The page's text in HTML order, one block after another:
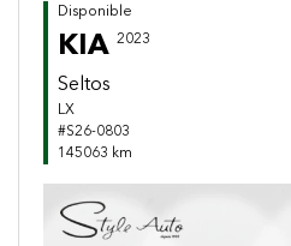
Disponible
KIA 2023
Seltos
LX
#S26-0803
145063 km